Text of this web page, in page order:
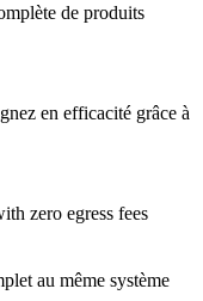
de produits
en efficacité grâce à
zero egress fees
au même système